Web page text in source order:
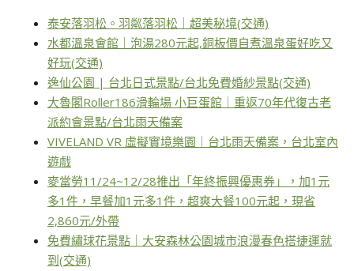
泰安落羽松。羽粼落羽松｜超美秘境(交通)
水都溫泉會館｜泡湯280元起,銅板價自煮溫泉蛋好吃又
好玩(交通)
逸仙公園 | 台北日式景點/台北免費婚紗景點(交通)
大魯閣Roller186滑輪場 小巨蛋館｜重返70年代復古老
派約會景點/台北雨天備案
VIVELAND VR 虛擬實境樂園｜台北雨天備案，台北室內
遊戲
麥當勞11/24~12/28推出「年終振興優惠券」，加1元
多1件，早餐加1元多1件，超爽大餐100元起，現省
2,860元/外帶
免費繡球花景點｜大安森林公園城市浪漫春色搭捷運就
到(交通)